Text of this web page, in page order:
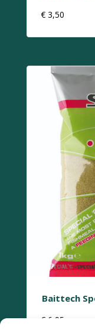
€ 3,50
Baittech
€ 6,95